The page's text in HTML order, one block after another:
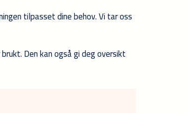
tilpasset dine behov. Vi tar oss
Den kan også gi deg oversikt